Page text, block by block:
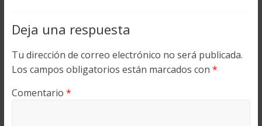
Deja una respuesta
Tu dirección de correo electrónico no será publicada.
Los campos obligatorios están marcados con *
Comentario *